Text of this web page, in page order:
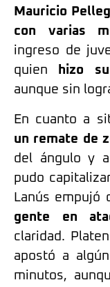
Mauricio
con varias
ingreso de
quien
hizo
aunque sin
En cuanto a
un remate de
del ángulo y
pudo
Lanús empujó
gente en
claridad.
apostó a
minutos,